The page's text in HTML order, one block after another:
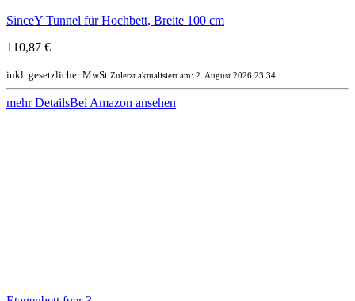
SinceY Tunnel für Hochbett, Breite 100 cm
110,87 €
inkl. gesetzlicher MwSt. Zuletzt aktualisiert am: 2. August 2026 23:34
mehr DetailsBei Amazon ansehen